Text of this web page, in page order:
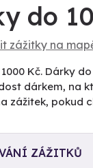
do
zážitky na
Kč. Dárky
dárkem, na
zážitek, pokud
ZÁŽITKŮ